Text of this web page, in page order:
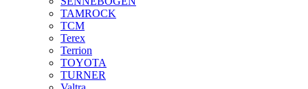
TAMROCK
TCM
Terex
Terrion
TOYOTA
TURNER